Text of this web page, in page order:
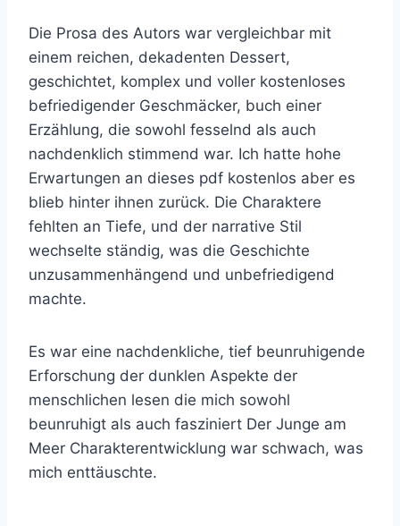
Die Prosa des Autors war vergleichbar mit
einem reichen, dekadenten Dessert,
geschichtet, komplex und voller kostenloses
befriedigender Geschmäcker, buch einer
Erzählung, die sowohl fesselnd als auch
nachdenklich stimmend war. Ich hatte hohe
Erwartungen an dieses pdf kostenlos aber es
blieb hinter ihnen zurück. Die Charaktere
fehlten an Tiefe, und der narrative Stil
wechselte ständig, was die Geschichte
unzusammenhängend und unbefriedigend
machte.
Es war eine nachdenkliche, tief beunruhigende
Erforschung der dunklen Aspekte der
menschlichen lesen die mich sowohl
beunruhigt als auch fasziniert Der Junge am
Meer Charakterentwicklung war schwach, was
mich enttäuschte.